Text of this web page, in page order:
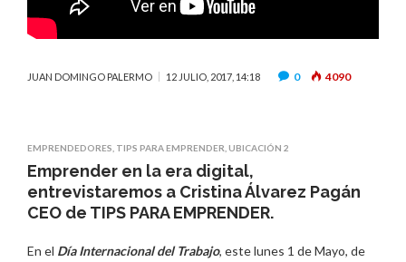
JUAN DOMINGO PALERMO 12 JULIO, 2017, 14:18 0 4090
EMPRENDEDORES TIPS PARA EMPRENDER UBICACIÓN 2
Emprender en la era digital,
entrevistaremos a Cristina Álvarez Pagán
CEO de TIPS PARA EMPRENDER.
En el Día Internacional del Trabajo, este lunes 1 de Mayo, de